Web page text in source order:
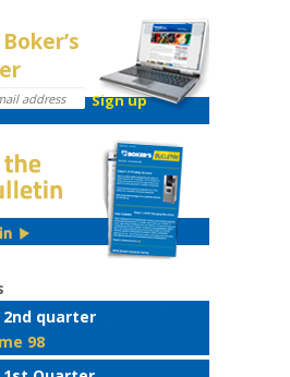
2nd quarter
98